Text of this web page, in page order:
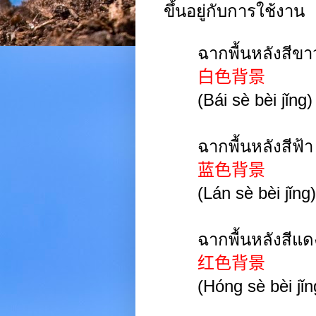
ขึ้นอยู่กับการใช้งาน
ฉากพื้นหลังสีข
白色背景
(Bái sè bèi jǐng)
ฉากพื้นหลังสีฟ้า
蓝色背景
(Lán sè bèi jǐng)
ฉากพื้นหลังสีแด
红色背景
(Hóng sè bèi